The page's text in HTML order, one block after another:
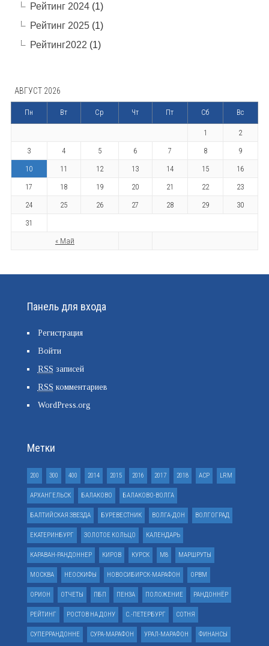
Рейтинг 2024(1)
Рейтинг 2025(1)
Рейтинг2022 (1)
АВГУСТ 2026
Пн Вт Ср Чт Пт Сб Вс
« Май
1
2
3
4 5 6 7 8
9
10
11 12 13 14 15
16
17
18 19 20 21 22
23
24
25 26 27 28 29
30
31
Панель для входа
Регистрация
Войти
RSS записей
RSS комментариев
WordPress.org
Метки
200 300 400 2014 2015 2016 2017 2018 ACP LRM
АРХАНГЕЛЬСК БАЛАКОВО БАЛАКОВО-ВОЛГА
БАЛТИЙСКАЯ ЗВЕЗДА БУРЕВЕСТНИК ВОЛГА-ДОН ВОЛГОГРАД
ЕКАТЕРИНБУРГ ЗОЛОТОЕ КОЛЬЦО КАЛЕНДАРЬ
КАРАВАН-РАНДОННЕР КИРОВ КУРСК М8 МАРШРУТЫ
МОСКВА НЕОСКИФЫ НОВОСИБИРСК-МАРАФОН ОРВМ
ОРИОН ОТЧЕТЫ ПБП ПЕНЗА ПОЛОЖЕНИЕ РАНДОННЁР
РЕЙТИНГ РОСТОВ НА ДОНУ С.-ПЕТЕРБУРГ СОТНЯ
СУПЕРРАНДОННЕ СУРА-МАРАФОН УРАЛ-МАРАФОН ФИНАНСЫ